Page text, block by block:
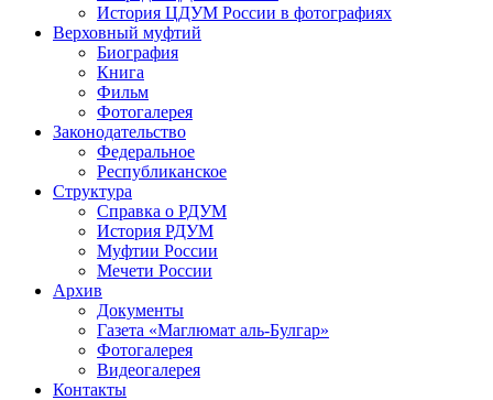
История ЦДУМ России в фотографиях
Верховный муфтий
Биография
Книга
Фильм
Фотогалерея
Законодательство
Федеральное
Республиканское
Структура
Справка о РДУМ
История РДУМ
Муфтии России
Мечети России
Архив
Документы
Газета «Маглюмат аль-Булгар»
Фотогалерея
Видеогалерея
Контакты